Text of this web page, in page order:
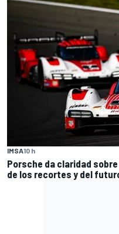
IMSA10 h
Porsche da claridad sobre
de los recortes y del